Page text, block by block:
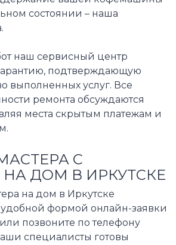
состоянии – наша
наш сервисный центр
подтверждающую
выполненных услуг. Все
ремонта обсуждаются
места скрытым платежам и
С
ДОМ В ИРКУТСКЕ
на дом в Иркутске
удобной формой онлайн-заявки
позвоните по телефону
специалисты готовы